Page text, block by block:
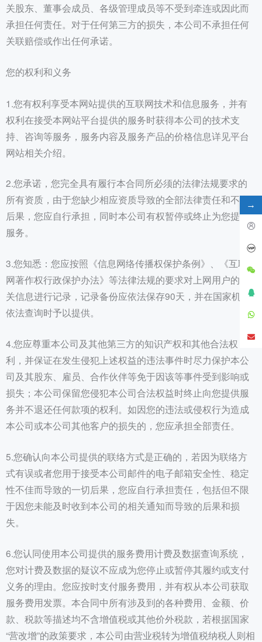
关股东、董事会成员、各级管理成员等不受到牵连或因此而
承担任何责任。对于任何第三方的损失，本公司不承担任何
关联赔偿或作出任何承诺。
您的权利和义务
1.您有权利享受本网站提供的互联网技术和信息服务，并有
权利在接受本网站平台提供的服务时获得本公司的技术支
持、咨询等服务，服务内容及服务产品的价格信息详见平台
网站相关介绍。
2.您承诺，您完全具有履行本合同所必须的法律法规要求的
所有资质，由于您缺少相应资质导致的全部法律责任和不利
后果，您应自行承担，同时本公司有权暂停或终止为您提供
服务。
3.您知悉：您应按照《信息网络传播权保护条例》、《互联
网著作权行政保护办法》等法律法规的要求对上网用户的相
关信息进行记录，记录备份应依法保存90天，并在国家机关
依法查询时予以提供。
4.您应尊重本公司及其他第三方的知识产权和其他合法权
利，并保证在发生侵犯上述权益的违法事件时尽力保护本公
司及其股东、雇员、合作伙伴等免于因该等事件受到影响或
损失；本公司保留您侵犯本公司合法权益时终止向您提供服
务并不退还任何款项的权利。如因您的违法或侵权行为造成
本公司或本公司其他客户的损失的，您应承担全部责任。
5.您确认向本公司提供的联络方式是正确的，若因为联络方
式有误或者您用于接受本公司邮件的电子邮箱安全性、稳定
性不佳而导致的一切后果，您应自行承担责任，包括但不限
于因您未能及时收到本公司的相关通知而导致的后果和损
失。
6.您认同使用本公司提供的服务费用计费及数据查询系统，
您对计费及数据的疑议不应成为您停止或暂停其履约或支付
义务的理由。您应按时支付服务费用，并有权从本公司获取
服务费用发票。本合同中所有涉及到的各种费用、金额、价
款、税款等描述均不含增值税或其他价外税款，若根据国家
“营改增”的政策要求，本公司由营业税转为增值税纳税人则相
→